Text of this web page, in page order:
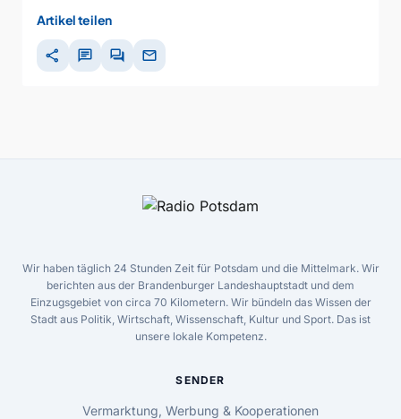
Artikel teilen
share chat forum mail
Wir haben täglich 24 Stunden Zeit für Potsdam und die Mittelmark. Wir
berichten aus der Brandenburger Landeshauptstadt und dem
Einzugsgebiet von circa 70 Kilometern. Wir bündeln das Wissen der
Stadt aus Politik, Wirtschaft, Wissenschaft, Kultur und Sport. Das ist
unsere lokale Kompetenz.
SENDER
Vermarktung, Werbung & Kooperationen